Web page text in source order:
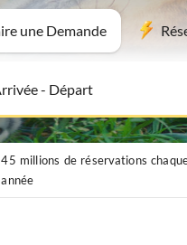
une Demande
-Départ
45 millions de réservations
année